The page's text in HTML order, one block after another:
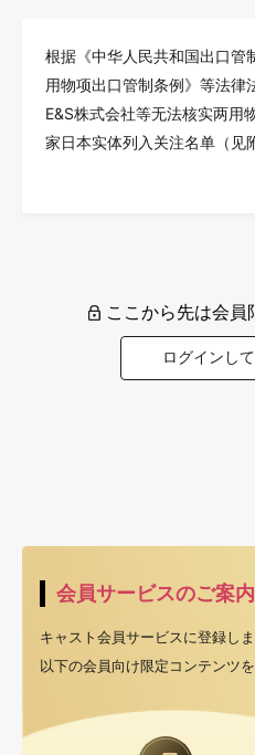
根据《中华人民共和国出口管
用物项出口管制条例》等法律
E&S株式会社等无法核实两用
家日本实体列入关注名单（见
ここから先は会員
ログインし
会員サービスのご案内
キャスト会員サービスに登録しま
以下の会員向け限定コンテンツ